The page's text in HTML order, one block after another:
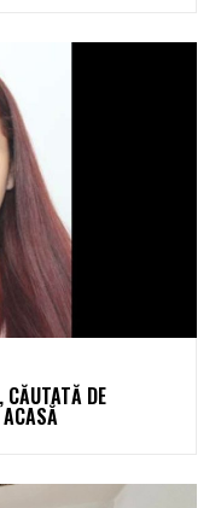
CĂUTATĂ DE